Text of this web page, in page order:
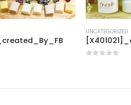
UNCATEGORIZED